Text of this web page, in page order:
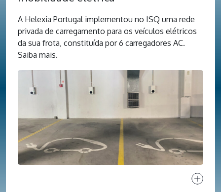
A Helexia Portugal implementou no ISQ uma rede
privada de carregamento para os veículos elétricos
da sua frota, constituída por 6 carregadores AC.
Saiba mais.
Ver